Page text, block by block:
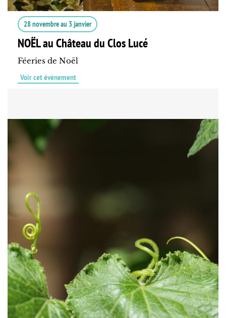
28 novembreau 3 janvier
NOËL au Château du Clos Lucé
Féeries de Noël
Voir cet événement